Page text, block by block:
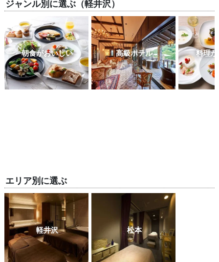
ジャンル別に選ぶ（軽井沢）
朝食がおいしい 高級ホテル 料理
エリア別に選ぶ
軽井沢 松本